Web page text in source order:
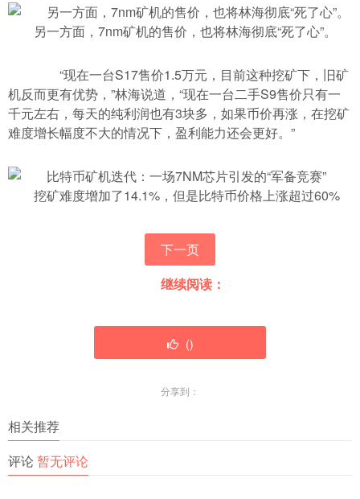
另一方面，7nm矿机的售价，也将林海彻底“死了心”。
“现在一台S17售价1.5万元，目前这种挖矿下，旧矿
机反而更有优势，”林海说道，“现在一台二手S9售价只有一
千元左右，每天的纯利润也有3块多，如果币价再涨，在挖矿
难度增长幅度不大的情况下，盈利能力还会更好。”
挖矿难度增加了14.1%，但是比特币价格上涨超过60%
下一页
继续阅读：
()
分享到：
相关推荐
评论暂无评论